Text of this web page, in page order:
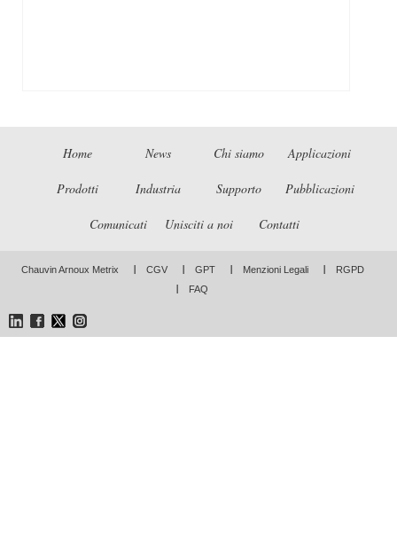
Home News Chi siamo Applicazioni
Prodotti Industria Supporto Pubblicazioni
Comunicati Unisciti a noi Contatti
Chauvin Arnoux Metrix CGV GPT Menzioni Legali
RGPD
FAQ